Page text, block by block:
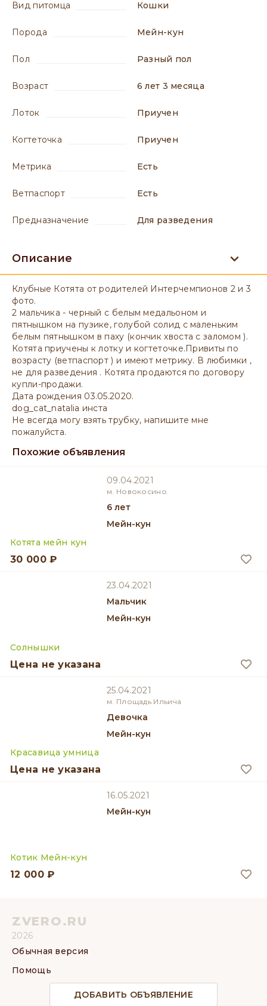
вид питомца Кошки
порода Мейн-кун
пол разный пол
возраст 6 лет 3 месяца
лоток приучен
когтеточка приучен
метрика есть
ветпаспорт есть
предназначение для разведения
Описание
Клубные Котята от родителей Интерчемпионов 2 и 3
фото.
2 мальчика - черный с белым медальоном и
пятнышком на пузике, голубой солид с маленьким
белым пятнышком в паху (кончик хвоста с заломом ).
Котята приучены к лотку и когтеточке.Привиты по
возрасту (ветпаспорт ) и имеют метрику. В любимки ,
не для разведения . Котята продаются по договору
купли-продажи.
Дата рождения 03.05.2020.
dog_cat_natalia инста
Не всегда могу взять трубку, напишите мне
пожалуйста.
Похожие объявления
09.04.2021
м. Новокосино
6 лет
Мейн-кун
Котята мейн кун
30 000 ₽
23.04.2021
мальчик
Мейн-кун
Солнышки
Цена не указана
25.04.2021
м. Площадь Ильича
девочка
Мейн-кун
Красавица умница
Цена не указана
16.05.2021
Мейн-кун
Котик Мейн-кун
12 000 ₽
ZVERO.RU
2026
Обычная версия
Помощь
ДОБАВИТЬ ОБЪЯВЛЕНИЕ